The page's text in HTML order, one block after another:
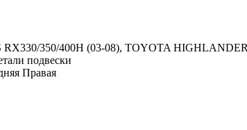
RX330/350/400H (03-08), TOYOTA
подвески
Правая